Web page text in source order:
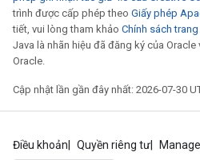
trình được cấp phép theo Giấy phép
tiết, vui lòng tham khảo Chính sách
Java là nhãn hiệu đã đăng ký của
Oracle.
Cập nhật lần gần đây nhất: 2026-07-30
Điều khoản Quyền riêng tư